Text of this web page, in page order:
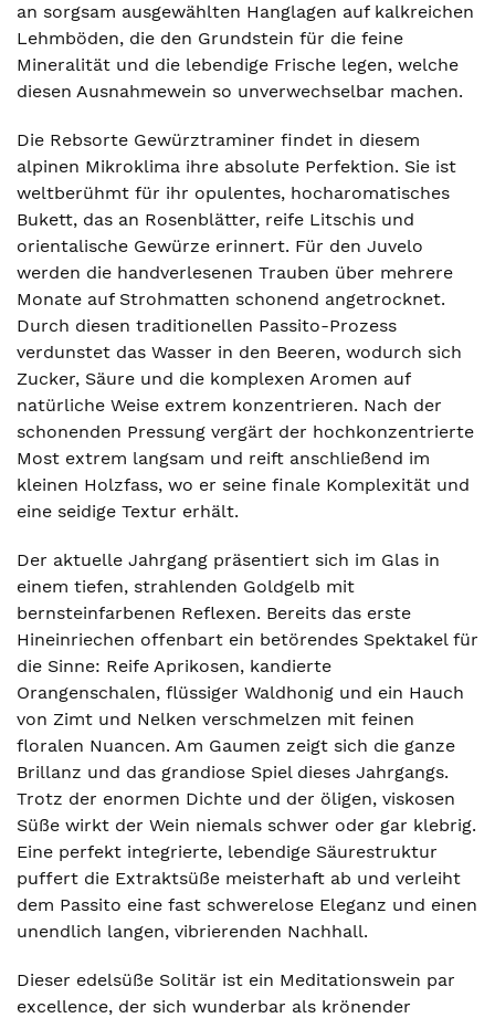
an sorgsam ausgewählten Hanglagen auf kalkreichen
Lehmböden, die den Grundstein für die feine
Mineralität und die lebendige Frische legen, welche
diesen Ausnahmewein so unverwechselbar machen.
Die Rebsorte Gewürztraminer findet in diesem
alpinen Mikroklima ihre absolute Perfektion. Sie ist
weltberühmt für ihr opulentes, hocharomatisches
Bukett, das an Rosenblätter, reife Litschis und
orientalische Gewürze erinnert. Für den Juvelo
werden die handverlesenen Trauben über mehrere
Monate auf Strohmatten schonend angetrocknet.
Durch diesen traditionellen Passito-Prozess
verdunstet das Wasser in den Beeren, wodurch sich
Zucker, Säure und die komplexen Aromen auf
natürliche Weise extrem konzentrieren. Nach der
schonenden Pressung vergärt der hochkonzentrierte
Most extrem langsam und reift anschließend im
kleinen Holzfass, wo er seine finale Komplexität und
eine seidige Textur erhält.
Der aktuelle Jahrgang präsentiert sich im Glas in
einem tiefen, strahlenden Goldgelb mit
bernsteinfarbenen Reflexen. Bereits das erste
Hineinriechen offenbart ein betörendes Spektakel für
die Sinne: Reife Aprikosen, kandierte
Orangenschalen, flüssiger Waldhonig und ein Hauch
von Zimt und Nelken verschmelzen mit feinen
floralen Nuancen. Am Gaumen zeigt sich die ganze
Brillanz und das grandiose Spiel dieses Jahrgangs.
Trotz der enormen Dichte und der öligen, viskosen
Süße wirkt der Wein niemals schwer oder gar klebrig.
Eine perfekt integrierte, lebendige Säurestruktur
puffert die Extraktsüße meisterhaft ab und verleiht
dem Passito eine fast schwerelose Eleganz und einen
unendlich langen, vibrierenden Nachhall.
Dieser edelsüße Solitär ist ein Meditationswein par
excellence, der sich wunderbar als krönender